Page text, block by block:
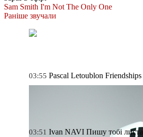
Sam Smith I'm Not The Only One
Раніше звучали
03:55 Pascal Letoublon Friendships
03:51 Ivan NAVI Пишу тобі листа